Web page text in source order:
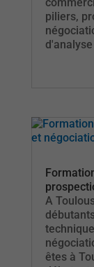
piliers,
A
êtes à